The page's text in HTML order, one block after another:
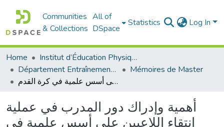
Communities
& Collections
All of
DSpace
Statistics Log In
Home
Institut d’Éducation Physique et Sportive
Département Entraînement Sportif (ES)
Mémoires de Master
أهمية وإدراك دور المدرب في عملية انتقاء اللاعبين على أسس علمية في كرة القدم
أهمية وإدراك دور المدرب في عملية
انتقاء اللاعبين على أسس علمية في